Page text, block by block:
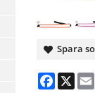
Spara
Facebook
X